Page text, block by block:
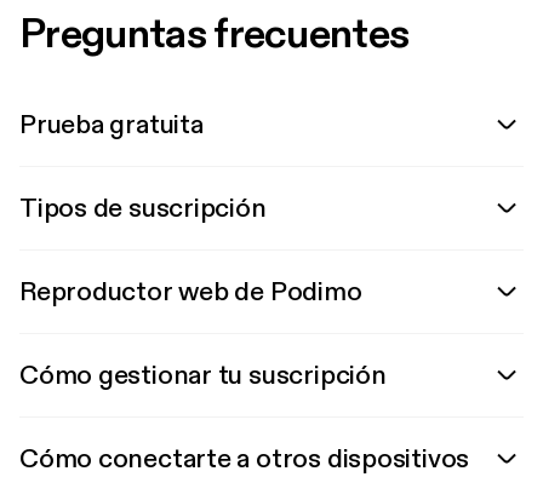
Preguntas frecuentes
Prueba gratuita
Tipos de suscripción
Reproductor web de Podimo
Cómo gestionar tu suscripción
Cómo conectarte a otros dispositivos